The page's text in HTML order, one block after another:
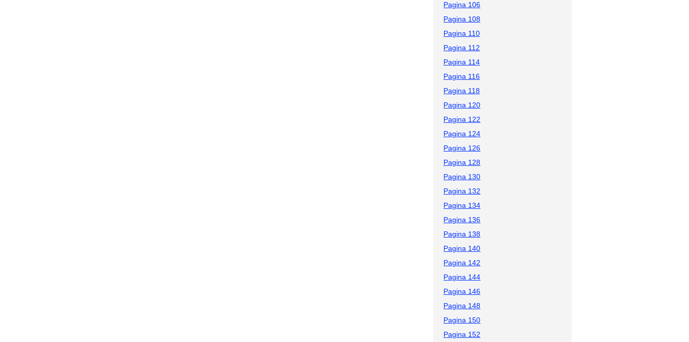
Pagina 106
Pagina 108
Pagina 110
Pagina 112
Pagina 114
Pagina 116
Pagina 118
Pagina 120
Pagina 122
Pagina 124
Pagina 126
Pagina 128
Pagina 130
Pagina 132
Pagina 134
Pagina 136
Pagina 138
Pagina 140
Pagina 142
Pagina 144
Pagina 146
Pagina 148
Pagina 150
Pagina 152